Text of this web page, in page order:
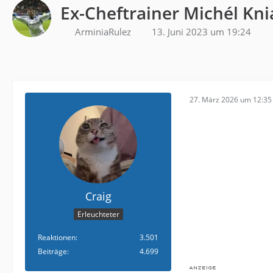
Ex-Cheftrainer Michél
ArminiaRulez 13. Juni 2023 um 19:24
Craig
Erleuchteter
Reaktionen
3.501
Beiträge
4.699
27. März 2026 um 12:35